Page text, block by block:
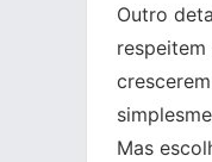
Outro
Mas